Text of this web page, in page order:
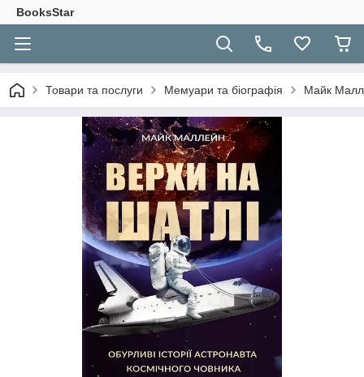
BooksStar
Товари та послуги Мемуари та біографія Майк